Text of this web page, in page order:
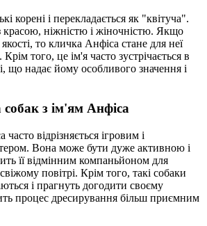
корені і перекладається як "квітуча".
красою, ніжністю і жіночністю. Якщо
то кличка Анфіса стане для неї
того, це ім'я часто зустрічається в
що надає йому особливого значення і
з ім'ям Анфіса
відрізняється ігровим і
Вона може бути дуже активною і
її відмінним компаньйоном для
повітрі. Крім того, такі собаки
і прагнуть догодити своєму
процес дресирування більш приємним